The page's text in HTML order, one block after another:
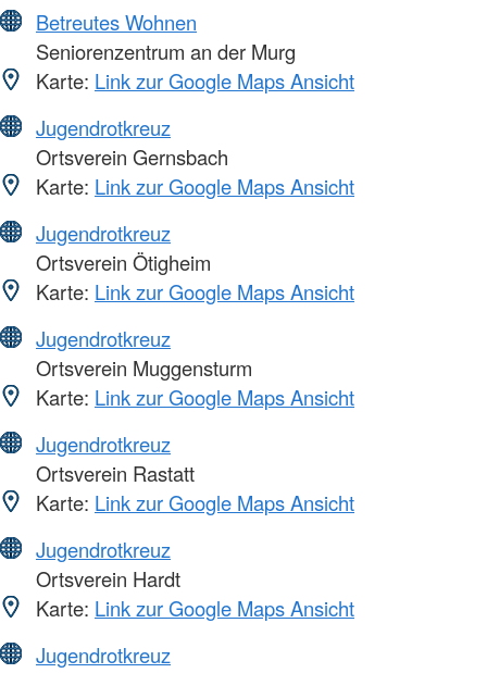
Betreutes Wohnen
Seniorenzentrum an der Murg
Karte: Link zur Google Maps Ansicht
Jugendrotkreuz
Ortsverein Gernsbach
Karte: Link zur Google Maps Ansicht
Jugendrotkreuz
Ortsverein Ötigheim
Karte: Link zur Google Maps Ansicht
Jugendrotkreuz
Ortsverein Muggensturm
Karte: Link zur Google Maps Ansicht
Jugendrotkreuz
Ortsverein Rastatt
Karte: Link zur Google Maps Ansicht
Jugendrotkreuz
Ortsverein Hardt
Karte: Link zur Google Maps Ansicht
Jugendrotkreuz